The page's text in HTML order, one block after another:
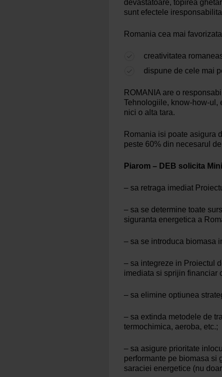
devastatoare, topirea
sunt efectele
Romania cea mai favorizata
creativitatea
dispune de cele mai
ROMANIA are o
Tehnologiile, know-how-ul,
nici o alta tara.
Romania isi poate asigura
peste 60% din necesarul
Piarom – DEB solicita
– sa retraga imediat
– sa se determine toate
siguranta energetica a
– sa se introduca biomasa
– sa integreze in Proiectul
imediata si sprijin financiar
– sa elimine optiunea
– sa extinda metodele de
termochimica, aeroba, etc.;
– sa asigure prioritate
performante pe biomasa si
saraciei energetice (nu